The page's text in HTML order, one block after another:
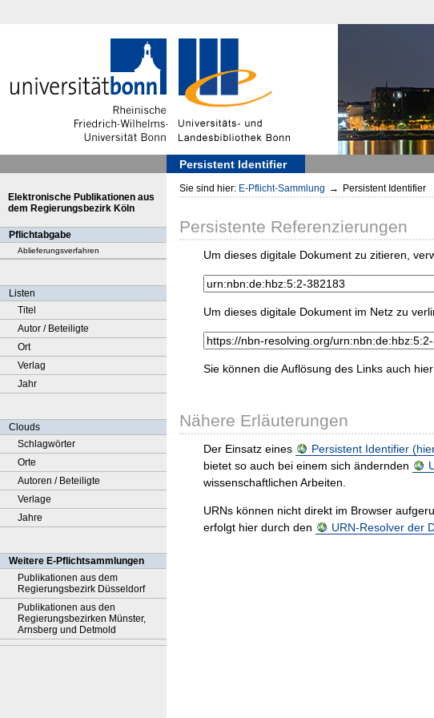
Persistent Identifier
Elektronische Publikationen aus
dem Regierungsbezirk Köln
Pflichtabgabe
Ablieferungsverfahren
Listen
Titel
Autor / Beteiligte
Ort
Verlag
Jahr
Clouds
Schlagwörter
Orte
Autoren / Beteiligte
Verlage
Jahre
Weitere E-Pflichtsammlungen
Publikationen aus dem
Regierungsbezirk Düsseldorf
Publikationen aus den
Regierungsbezirken Münster,
Arnsberg und Detmold
Sie sind hier: E-Pflicht-Sammlung → Persistent Identifier
Persistente Referenzierungen
Um dieses digitale Dokument zu zitieren,
Um dieses digitale Dokument im Netz zu
Sie können die Auflösung des Links auch
Nähere Erläuterungen
Der Einsatz eines Persistent Identifier
bietet so auch bei einem sich ändernden
wissenschaftlichen Arbeiten.
URNs können nicht direkt im Browser
erfolgt hier durch den
URN-Resolver der